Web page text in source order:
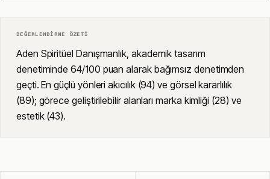
DEĞERLENDIRME ÖZETI
Aden Spiritüel Danışmanlık, akademik tasarım
denetiminde 64/100 puan alarak bağımsız denetimden
geçti. En güçlü yönleri akıcılık (94) ve görsel kararlılık
(89); görece geliştirilebilir alanları marka kimliği (28) ve
estetik (43).